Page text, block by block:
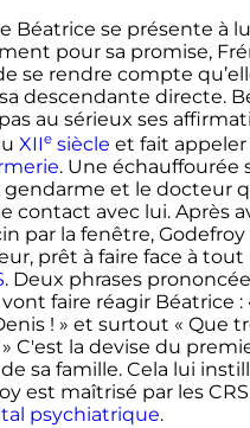
Béatrice se présente à
pour sa promise,
se rendre compte
descendante directe.
au sérieux ses
XIIesiècle et fait appeler
. Une échauffourée
gendarme et le docteur
contact avec lui. Après
par la fenêtre, Godefroy
prêt à faire face à
. Deux phrases
faire réagir Béatrice :
! » et surtout « Que
C'est la devise du
sa famille. Cela lui
est maîtrisé par les
psychiatrique.